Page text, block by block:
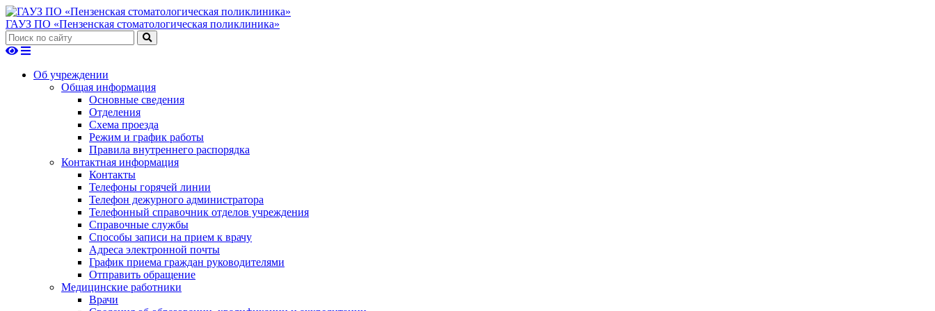
ГАУЗ ПО «Пензенская стоматологическая поликлиника»
Об учреждении
Общая информация
Основные сведения
Отделения
Схема проезда
Режим и график работы
Правила внутреннего распорядка
Контактная информация
Контакты
Телефоны горячей линии
Телефон дежурного администратора
Телефонный справочник отделов учреждения
Справочные службы
Способы записи на прием к врачу
Адреса электронной почты
График приема граждан руководителями
Отправить обращение
Медицинские работники
Врачи